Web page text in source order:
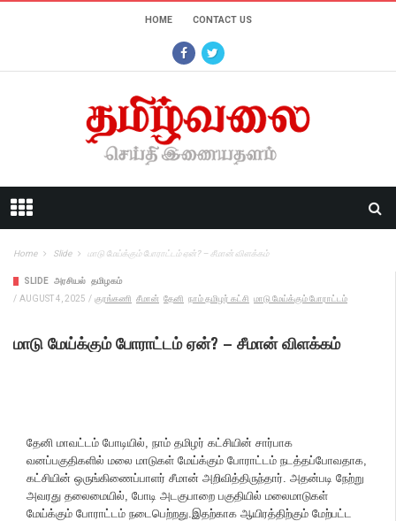
HOME CONTACT US
Home Slide மாடு மேய்க்கும் போராட்டம் ஏன்? – சீமான் விளக்கம்
SLIDE அரசியல் தமிழகம்
/ AUGUST 4, 2025 / குரங்கணி சீமான் தேனி நாம் தமிழர் கட்சி மாடு மேய்க்கும் போராட்டம்
மாடு மேய்க்கும் போராட்டம் ஏன்? – சீமான் விளக்கம்
தேனி மாவட்டம் போடியில், நாம் தமிழர் கட்சியின் சார்பாக
வனப்பகுதிகளில் மலை மாடுகள் மேய்க்கும் போராட்டம் நடத்தப்போவதாக,
கட்சியின் ஒருங்கிணைப்பாளர் சீமான் அறிவித்திருந்தார். அதன்படி நேற்று
அவரது தலைமையில், போடி அடகுபாறை பகுதியில் மலைமாடுகள்
மேய்க்கும் போராட்டம் நடைபெற்றது.இதற்காக ஆயிரத்திற்கும் மேற்பட்ட